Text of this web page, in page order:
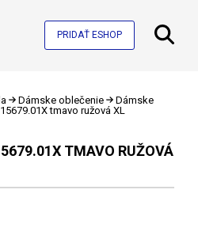
PRIDAŤ ESHOP
Dámske oblečenie
Dámske
tmavo ružová XL
TMAVO RUŽOVÁ